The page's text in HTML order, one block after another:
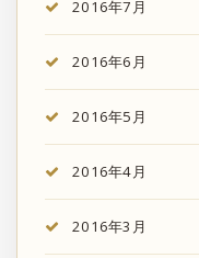
2016年7月
2016年6月
2016年5月
2016年4月
2016年3月